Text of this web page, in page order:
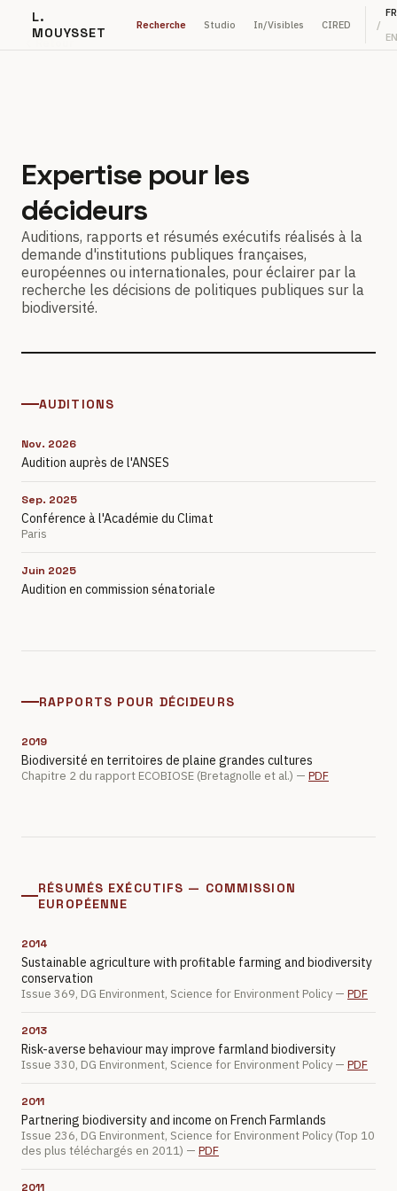
L.
MOUYSSET
Recherche Studio In/Visibles CIRED
FR
/
EN
Expertise pour les
décideurs
Auditions, rapports et résumés exécutifs réalisés à la
demande d'institutions publiques françaises,
européennes ou internationales, pour éclairer par la
recherche les décisions de politiques publiques sur la
biodiversité.
AUDITIONS
Nov. 2026
Audition auprès de l'ANSES
Sep. 2025
Conférence à l'Académie du Climat
Paris
Juin 2025
Audition en commission sénatoriale
RAPPORTS POUR DÉCIDEURS
2019
Biodiversité en territoires de plaine grandes cultures
Chapitre 2 du rapport ECOBIOSE (Bretagnolle et al.) — PDF
RÉSUMÉS EXÉCUTIFS — COMMISSION
EUROPÉENNE
2014
Sustainable agriculture with profitable farming and biodiversity
conservation
Issue 369, DG Environment, Science for Environment Policy — PDF
2013
Risk-averse behaviour may improve farmland biodiversity
Issue 330, DG Environment, Science for Environment Policy — PDF
2011
Partnering biodiversity and income on French Farmlands
Issue 236, DG Environment, Science for Environment Policy (Top 10
des plus téléchargés en 2011) — PDF
2011